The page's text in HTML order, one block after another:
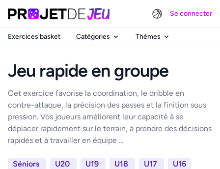
Se connecter
Exercices basket Catégories Thèmes
Jeu rapide en groupe
Cet exercice favorise la coordination, le dribble en
contre-attaque, la précision des passes et la finition sous
pression. Vos joueurs améliorent leur capacité à se
déplacer rapidement sur le terrain, à prendre des décisions
rapides et à travailler en équipe ...
Séniors U20 U19 U18 U17
U16